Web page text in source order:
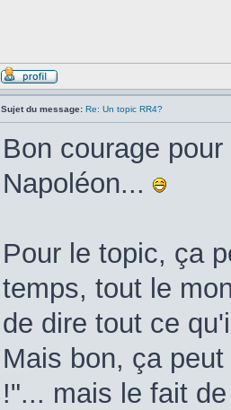
Sujet du message: Re: Un topic RR4?
Bon courage
Napoléon...
Pour le topic, ça
temps, tout le
de dire tout ce
Mais bon, ça
!"... mais le fait